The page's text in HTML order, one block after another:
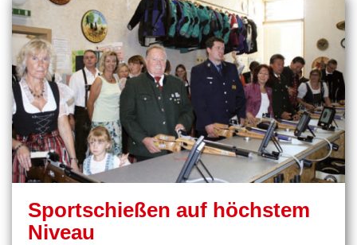
Sportschießen auf höchstem
Niveau